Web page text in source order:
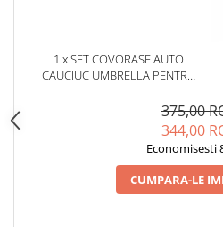
Uleiuri si Lichide Auto
Aditivi Combustibil
Aditivi DPF, Sistem Racire si
1 x SET COVORASE AUTO
CAUCIUC UMBRELLA PENTRU
375,00
344,00
Economisesti
CUMPARA-LE